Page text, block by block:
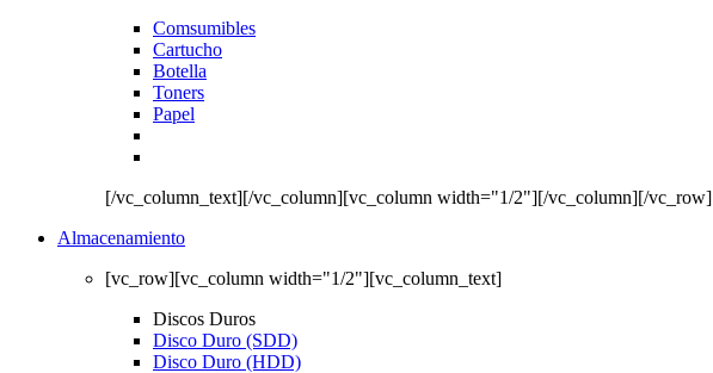
Comsumibles
Cartucho
Botella
Toners
Papel
[/vc_column_text][/vc_column][vc_column width="1/2"][/vc_column][/vc_row]
Almacenamiento
[vc_row][vc_column width="1/2"][vc_column_text]
Discos Duros
Disco Duro (SDD)
Disco Duro (HDD)